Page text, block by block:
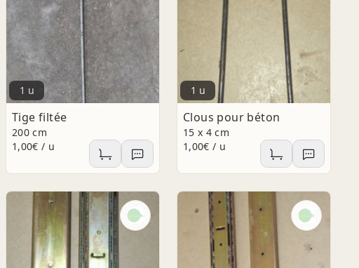
1 u
Tige filtée
200 cm
1,00€ / u
1 u
Clous pour béton
15 x 4 cm
1,00€ / u